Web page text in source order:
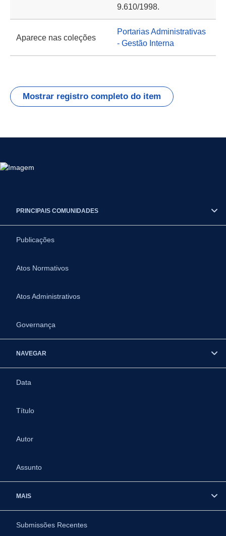
9.610/1998.
Aparece nas coleções
Portarias Administrativas
- Gestão Interna
Mostrar registro completo do item
PRINCIPAIS COMUNIDADES
Publicações
Atos Normativos
Atos Administrativos
Governança
NAVEGAR
Data
Título
Autor
Assunto
MAIS
Submissões Recentes